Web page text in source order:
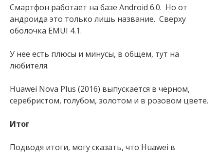
Смартфон работает на базе Аndroid 6.0. Но от
андроида это только лишь название. Сверху
оболочка EMUI 4.1.
У нее есть плюсы и минусы, в общем, тут на
любителя.
Huawei Nova Plus (2016) выпускается в черном,
серебристом, голубом, золотом и в розовом цвете.
Итог
Подводя итоги, могу сказать, что Huawei в